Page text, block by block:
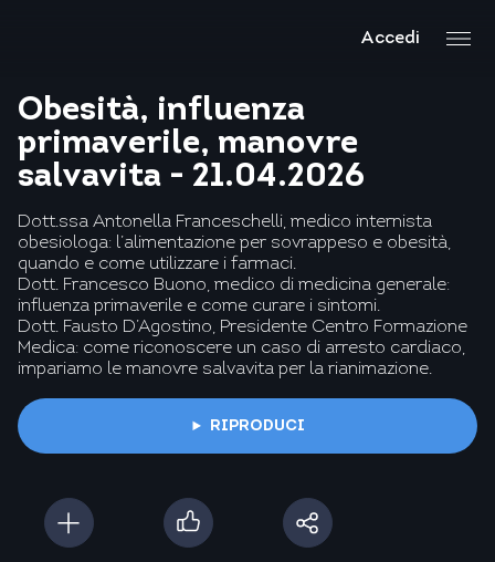
Accedi
Obesità, influenza
primaverile, manovre
salvavita - 21.04.2026
Dott.ssa Antonella Franceschelli, medico internista
obesiologa: l’alimentazione per sovrappeso e obesità,
quando e come utilizzare i farmaci.
Dott. Francesco Buono, medico di medicina generale:
influenza primaverile e come curare i sintomi.
Dott. Fausto D’Agostino, Presidente Centro Formazione
Medica: come riconoscere un caso di arresto cardiaco,
impariamo le manovre salvavita per la rianimazione.
RIPRODUCI